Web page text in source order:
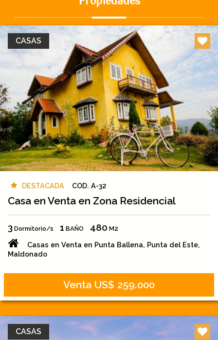
CASAS
DESTACADA COD. A-32
Casa en Venta en Zona Residencial
3 Dormitorio/s 1 BAÑO 480 M2
Casas en Venta en Punta Ballena, Punta del Este,
Maldonado
Venta US$ 259.000
CASAS